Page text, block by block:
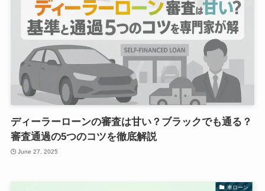
ディーラーローンの審査は甘い？ブラックでも通る？
審査通過の5つのコツを徹底解説
June 27, 2025
車ローン